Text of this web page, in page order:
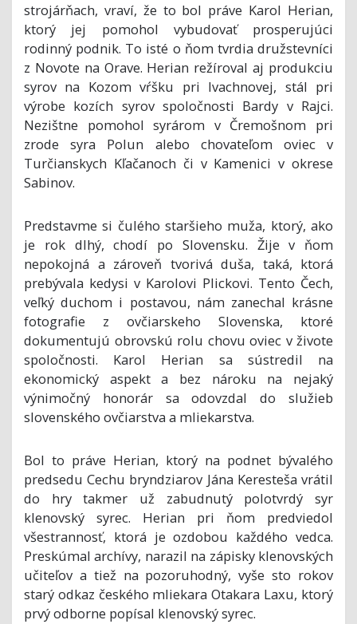
strojárňach, vraví, že to bol práve Karol Herian,
ktorý jej pomohol vybudovať prosperujúci
rodinný podnik. To isté o ňom tvrdia družstevníci
z Novote na Orave. Herian režíroval aj produkciu
syrov na Kozom vŕšku pri Ivachnovej, stál pri
výrobe kozích syrov spoločnosti Bardy v Rajci.
Nezištne pomohol syrárom v Čremošnom pri
zrode syra Polun alebo chovateľom oviec v
Turčianskych Kľačanoch či v Kamenici v okrese
Sabinov.
Predstavme si čulého staršieho muža, ktorý, ako
je rok dlhý, chodí po Slovensku. Žije v ňom
nepokojná a zároveň tvorivá duša, taká, ktorá
prebývala kedysi v Karolovi Plickovi. Tento Čech,
veľký duchom i postavou, nám zanechal krásne
fotografie z ovčiarskeho Slovenska, ktoré
dokumentujú obrovskú rolu chovu oviec v živote
spoločnosti. Karol Herian sa sústredil na
ekonomický aspekt a bez nároku na nejaký
výnimočný honorár sa odovzdal do služieb
slovenského ovčiarstva a mliekarstva.
Bol to práve Herian, ktorý na podnet bývalého
predsedu Cechu bryndziarov Jána Keresteša vrátil
do hry takmer už zabudnutý polotvrdý syr
klenovský syrec. Herian pri ňom predviedol
všestrannosť, ktorá je ozdobou každého vedca.
Preskúmal archívy, narazil na zápisky klenovských
učiteľov a tiež na pozoruhodný, vyše sto rokov
starý odkaz českého mliekara Otakara Laxu, ktorý
prvý odborne popísal klenovský syrec.